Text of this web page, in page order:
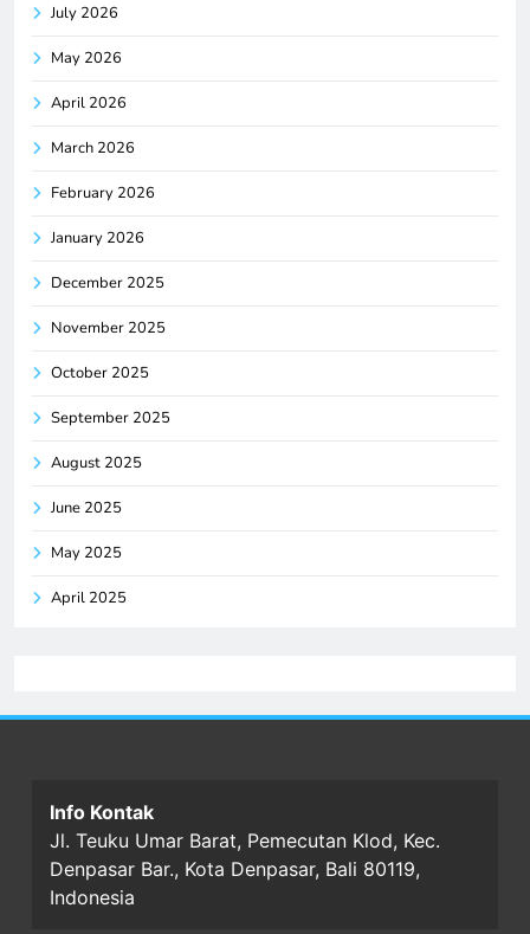
July 2026
May 2026
April 2026
March 2026
February 2026
January 2026
December 2025
November 2025
October 2025
September 2025
August 2025
June 2025
May 2025
April 2025
Info Kontak
Jl. Teuku Umar Barat, Pemecutan Klod, Kec.
Denpasar Bar., Kota Denpasar, Bali 80119,
Indonesia